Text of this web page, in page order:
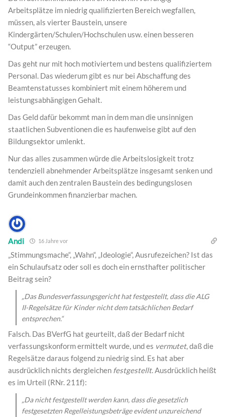
Arbeitsplätze im niedrig qualifizierten Bereich wegfallen,
müssen, als vierter Baustein, unsere
Kindergärten/Schulen/Hochschulen usw. einen besseren
“Output” erzeugen.
Das geht nur mit hoch motiviertem und bestens qualifiziertem
Personal. Das wiederum gibt es nur bei Abschaffung des
Beamtenstatusses kombiniert mit einem höherem und
leistungsabhängigen Gehalt.
Das Geld dafür bekommt man in dem man die unsinnigen
staatlichen Subventionen die es haufenweise gibt auf den
Bildungsektor umlenkt.
Nur das alles zusammen würde die Arbeitslosigkeit trotz
tendenziell abnehmender Arbeitsplätze insgesamt senken und
damit auch den zentralen Baustein des bedingungslosen
Grundeinkommen finanzierbar machen.
Andi 16 Jahre vor
„Stimmungsmache“, „Wahn“, „Ideologie“, Ausrufezeichen? Ist das
ein Schulaufsatz oder soll es doch ein ernsthafter politischer
Beitrag sein?
„Das Bundesverfassungsgericht hat festgestellt, dass die ALG
II-Regelsätze für Kinder nicht dem tatsächlichen Bedarf
entsprechen.“
Falsch. Das BVerfG hat geurteilt, daß der Bedarf nicht
verfassungskonform ermittelt wurde, und es vermutet, daß die
Regelsätze daraus folgend zu niedrig sind. Es hat aber
ausdrücklich nichts dergleichen festgestellt. Ausdrücklich heißt
es im Urteil (RNr. 211f):
„Da nicht festgestellt werden kann, dass die gesetzlich
festgesetzten Regelleistungsbeträge evident unzureichend